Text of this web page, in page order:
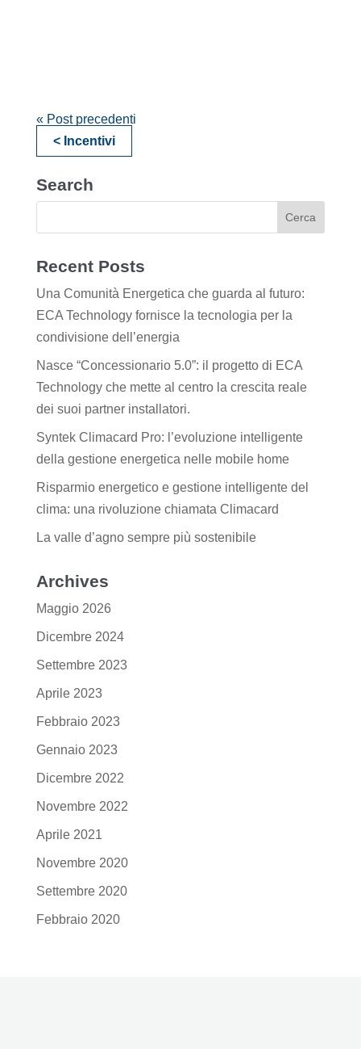
« Post precedenti
< Incentivi
Search
Recent Posts
Una Comunità Energetica che guarda al futuro:
ECA Technology fornisce la tecnologia per la
condivisione dell’energia
Nasce “Concessionario 5.0”: il progetto di ECA
Technology che mette al centro la crescita reale
dei suoi partner installatori.
Syntek Climacard Pro: l’evoluzione intelligente
della gestione energetica nelle mobile home
Risparmio energetico e gestione intelligente del
clima: una rivoluzione chiamata Climacard
La valle d’agno sempre più sostenibile
Archives
Maggio 2026
Dicembre 2024
Settembre 2023
Aprile 2023
Febbraio 2023
Gennaio 2023
Dicembre 2022
Novembre 2022
Aprile 2021
Novembre 2020
Settembre 2020
Febbraio 2020